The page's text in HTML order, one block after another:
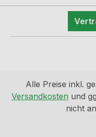
Alle Preise inkl.
Versandkosten und
nicht